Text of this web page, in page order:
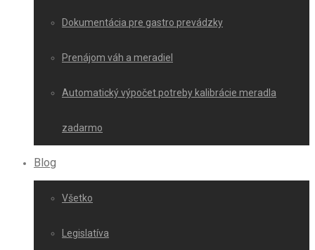
Dokumentácia pre gastro prevádzky
Prenájom váh a meradiel
Automatický výpočet potreby kalibrácie meradla
zadarmo
Blog
Všetko
Legislatíva